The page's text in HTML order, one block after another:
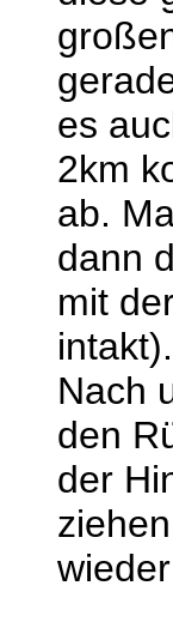
es
2km
ab.
dann
mit
Nach
den
der